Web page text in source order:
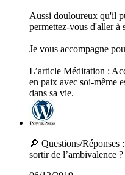
Aussi douloureux qu'il
permettez-vous d'aller à
Je vous accompagne
L’article Méditation :
en paix avec soi-même
dans sa vie.
🔎 Questions/Réponses
sortir de l’ambivalence ?